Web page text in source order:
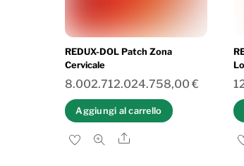
REDUX-DOL Patch Zona
Cervicale
8.002.712.024.758,00 €
Aggiungi al carrello
Share